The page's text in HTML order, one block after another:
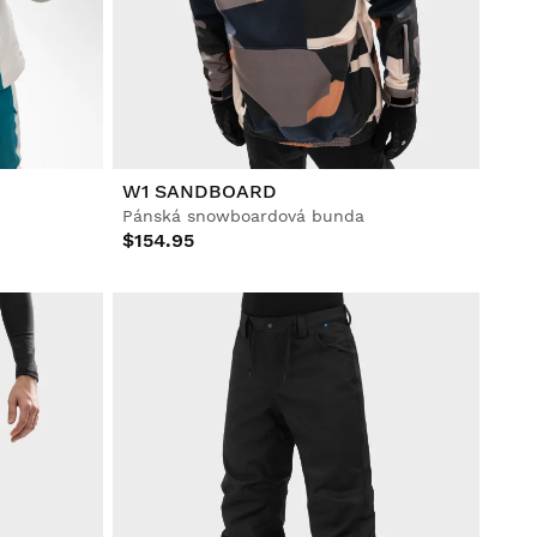
W1 SANDBOARD
Pánská snowboardová bunda
$154.95